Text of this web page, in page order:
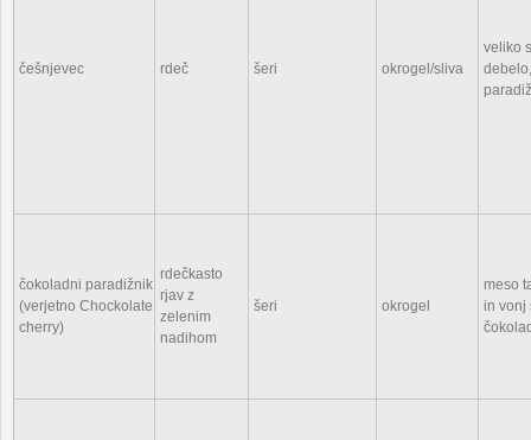
češnjevec rdeč šeri okrogel/sliva
veliko
čokoladni paradižnik
(verjetno Chockolate
cherry)
rdečkasto
rjav z
zelenim
nadihom
šeri okrogel
meso
in vonj